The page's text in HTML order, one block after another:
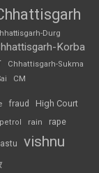
Durg
Korba
Chhattisgarh-Sukma
CM
fraud High Court
petrol rain rape
vishnu